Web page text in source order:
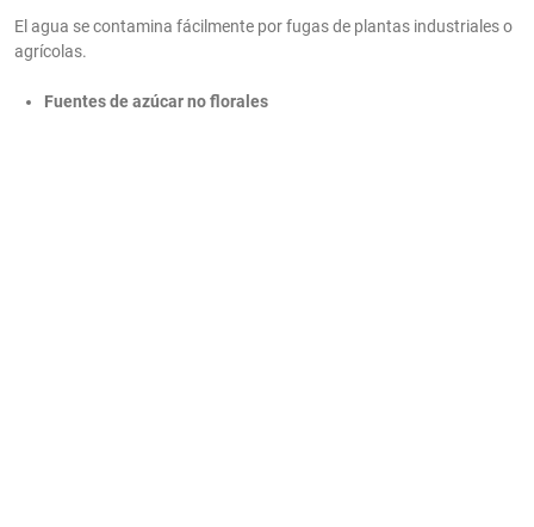
El agua se contamina fácilmente por fugas de plantas industriales o
agrícolas.
Fuentes de azúcar no florales